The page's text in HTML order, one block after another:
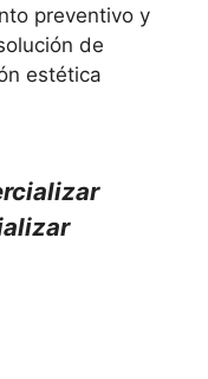
preventivo y
de
estética